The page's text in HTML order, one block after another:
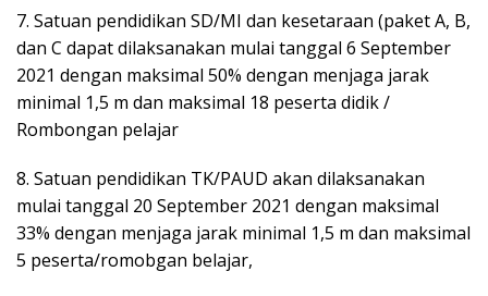
7. Satuan pendidikan SD/MI dan kesetaraan (paket A, B,
dan C dapat dilaksanakan mulai tanggal 6 September
2021 dengan maksimal 50% dengan menjaga jarak
minimal 1,5 m dan maksimal 18 peserta didik /
Rombongan pelajar
8. Satuan pendidikan TK/PAUD akan dilaksanakan
mulai tanggal 20 September 2021 dengan maksimal
33% dengan menjaga jarak minimal 1,5 m dan maksimal
5 peserta/romobgan belajar,